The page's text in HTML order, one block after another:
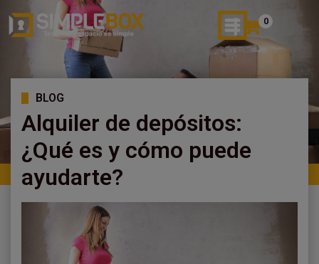
0
BLOG
Alquiler de depósitos:
¿Qué es y cómo puede
ayudarte?